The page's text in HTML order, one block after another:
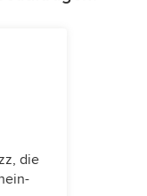
die